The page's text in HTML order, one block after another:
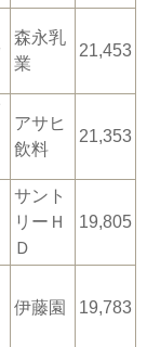
森永乳
業
21,453
アサヒ
飲料
21,353
サント
リーＨ
Ｄ
19,805
伊藤園 19,783